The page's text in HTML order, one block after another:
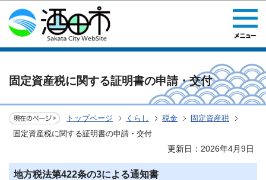
このページの本文へ移動
固定資産税に関する証明書の申請・交付
トップページ くらし 税金
固定資産税
固定資産税に関する証明書の申請・交付
更新日：2026年4月9日
地方税法第422条の3による通知書